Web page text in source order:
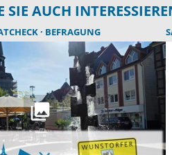
SIE AUCH
BEFRAGUNG